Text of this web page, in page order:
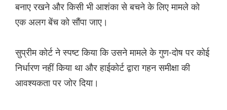
बनाए रखने और किसी भी आशंका से बचने के लिए मामले को
एक अलग बेंच को सौंपा जाए।
सुप्रीम कोर्ट ने स्पष्ट किया कि उसने मामले के गुण-दोष पर कोई
निर्धारण नहीं किया था और हाईकोर्ट द्वारा गहन समीक्षा की
आवश्यकता पर जोर दिया।